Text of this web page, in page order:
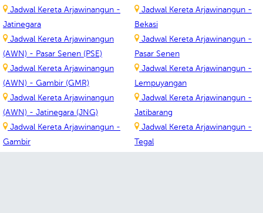
Jadwal Kereta Arjawinangun -
Jatinegara
Jadwal Kereta Arjawinangun
(AWN) - Pasar Senen (PSE)
Jadwal Kereta Arjawinangun
(AWN) - Gambir (GMR)
Jadwal Kereta Arjawinangun
(AWN) - Jatinegara (JNG)
Jadwal Kereta Arjawinangun -
Gambir
Jadwal Kereta Arjawinangun -
Bekasi
Jadwal Kereta Arjawinangun -
Pasar Senen
Jadwal Kereta Arjawinangun -
Lempuyangan
Jadwal Kereta Arjawinangun -
Jatibarang
Jadwal Kereta Arjawinangun -
Tegal